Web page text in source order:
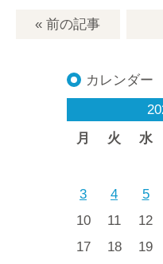
« 前の記事
カレンダー
月
火 水
3
4 5
10
11 12
17
18 19